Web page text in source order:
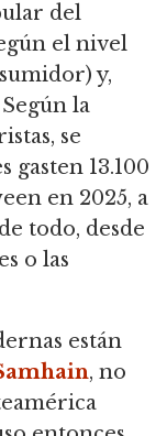
del
el nivel
y,
la
se
gasten 13.100
en 2025, a
todo, desde
o las
están
, no